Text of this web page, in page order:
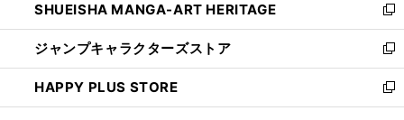
く
で
開
く
い
ウ
ィ
ン
ド
ウ
SHUEISHA MANGA-ART HERITAGE
新
し
い
ウ
ィ
ン
ジャンプキャラクターズストア
新
し
い
ウ
HAPPY PLUS STORE
新
し